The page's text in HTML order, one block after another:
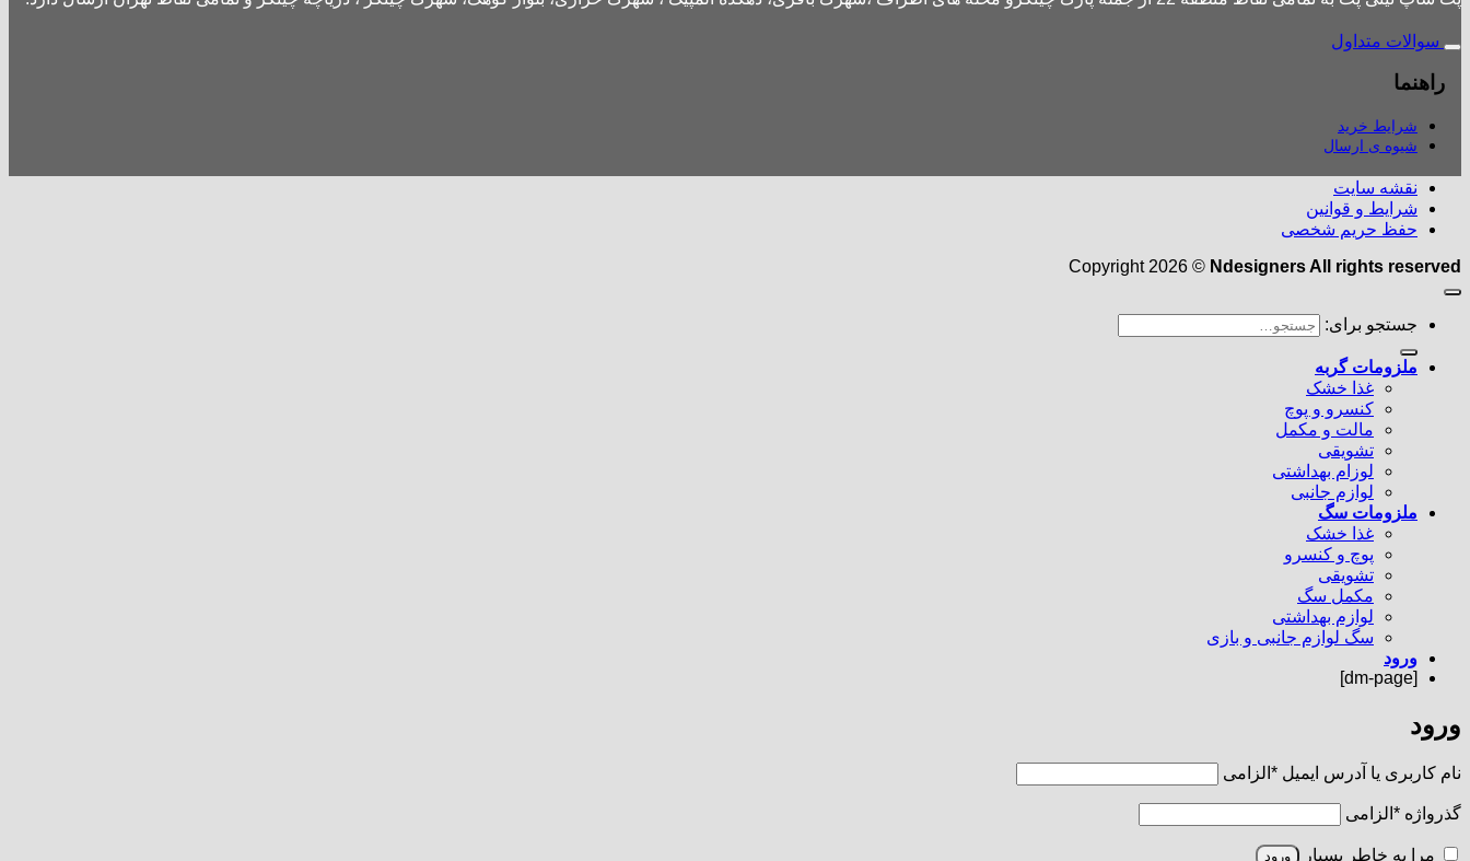
سوالات متداول
راهنما
شرایط خرید
شیوه ی ارسال
نقشه سایت
شرایط و قوانین
حفظ حریم شخصی
Copyright 2026 © Ndesigners All rights reserved
جستجو برای:
ملزومات گربه
غذا خشک
کنسرو و پوچ
مالت و مکمل
تشویقی
لوزام بهداشتی
لوازم جانبی
ملزومات سگ
غذا خشک
پوچ و کنسرو
تشویقی
مکمل سگ
لوازم بهداشتی
سگ لوازم جانبی و بازی
ورود
[dm-page]
ورود
نام کاربری یا آدرس ایمیل * الزامی
گذرواژه * الزامی
مرا به خاطر بسپار ورود